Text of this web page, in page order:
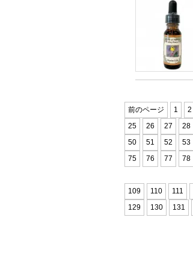
前のページ 1 2
25
26 27 28
50
51 52 53
75
76 77 78
109
110 111
129
130 131